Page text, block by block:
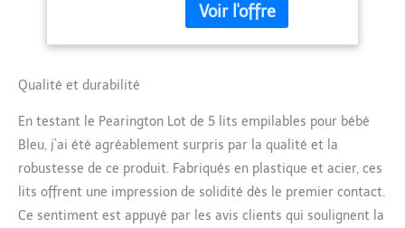
sommeil pour un repos
confortable dans la salle
de classe, la garderie, le
sanitaire avec tissu
respirant et résistant à
l'étirement, suspendu à
12,7 cm du sol pour plus
de propreté et une
bonne circulation de l'air
Qualité et durabilité
En testant le Pearington Lot de 5 lits empilables pour bébé
Bleu, j’ai été agréablement surpris par la qualité et la
robustesse de ce produit. Fabriqués en plastique et acier, ces
lits offrent une impression de solidité dès le premier contact.
Ce sentiment est appuyé par les avis clients qui soulignent la